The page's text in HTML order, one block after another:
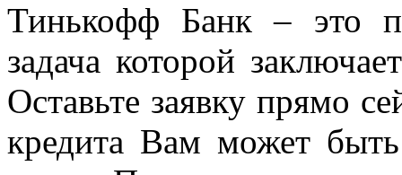
Тинькофф Банк – это
задача которой
Оставьте заявку прямо
кредита Вам может